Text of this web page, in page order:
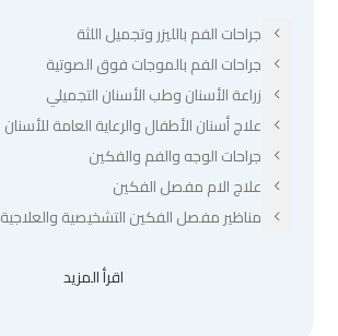
جراحات الفم بالليزر وتجميل اللثة
جراحات الفم بالموجات فوق الصوتية
زراعة الأسنان وطب الأسنان التجميلي
علاج أسنان الأطفال والرعاية العامة للأسنان
جراحات الوجه والفم والفكين
علاج الام مفصل الفكين
مناظير مفصل الفكين التشخيصية والعلاجية
اقرأ المزيد